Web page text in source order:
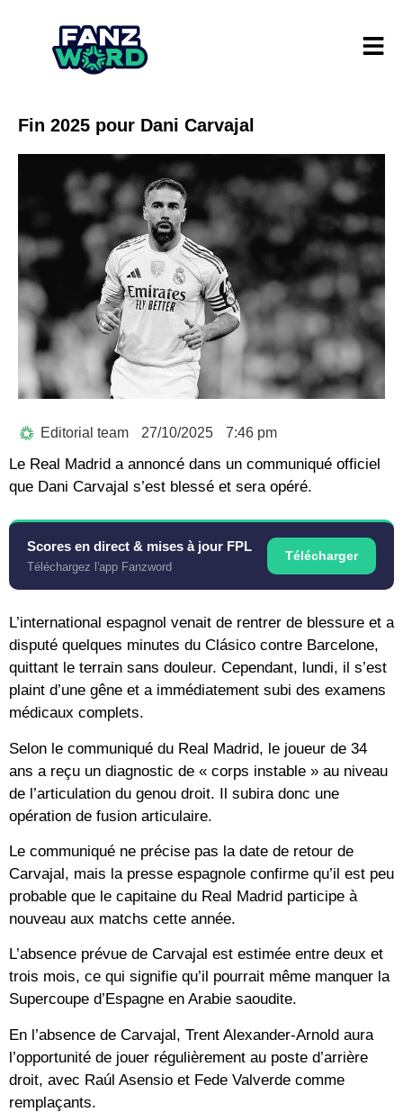
Fin 2025 pour Dani Carvajal
Editorial team 27/10/2025 7:46 pm
Le Real Madrid a annoncé dans un communiqué officiel
que Dani Carvajal s’est blessé et sera opéré.
Scores en direct & mises à jour FPL
Téléchargez l'app Fanzword
Télécharger
L’international espagnol venait de rentrer de blessure et a
disputé quelques minutes du Clásico contre Barcelone,
quittant le terrain sans douleur. Cependant, lundi, il s’est
plaint d’une gêne et a immédiatement subi des examens
médicaux complets.
Selon le communiqué du Real Madrid, le joueur de 34
ans a reçu un diagnostic de « corps instable » au niveau
de l’articulation du genou droit. Il subira donc une
opération de fusion articulaire.
Le communiqué ne précise pas la date de retour de
Carvajal, mais la presse espagnole confirme qu’il est peu
probable que le capitaine du Real Madrid participe à
nouveau aux matchs cette année.
L’absence prévue de Carvajal est estimée entre deux et
trois mois, ce qui signifie qu’il pourrait même manquer la
Supercoupe d’Espagne en Arabie saoudite.
En l’absence de Carvajal, Trent Alexander-Arnold aura
l’opportunité de jouer régulièrement au poste d’arrière
droit, avec Raúl Asensio et Fede Valverde comme
remplaçants.